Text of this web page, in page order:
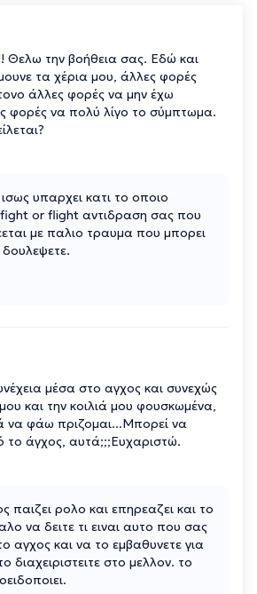
την βοήθεια σας. Εδώ και
τα χέρια μου, άλλες φορές
άλλες φορές να μην έχω
φορές να πολύ λίγο το σύμπτωμα.
υπαρχει κατι το οποιο
fight or flight αντιδραση σας που
με παλιο τραυμα που μπορει
μέσα στο αγχος και συνεχώς
και την κοιλιά μου φουσκωμένα,
να φάω πριζομαι...Μπορεί να
το άγχος, αυτά;;;Ευχαριστώ.
παιζει ρολο και επηρεαζει και το
να δειτε τι ειναι αυτο που σας
αγχος και να το εμβαθυνετε για
διαχειριστειτε στο μελλον. το